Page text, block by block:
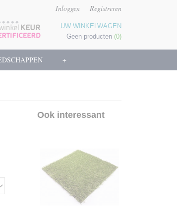
Inloggen Registreren
UW WINKELWAGEN
Geen producten (0)
+
Ook interessant